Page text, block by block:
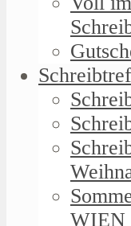
WIEN